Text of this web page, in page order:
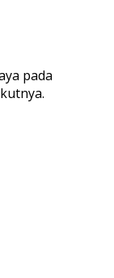
pada